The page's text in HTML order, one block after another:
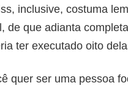
inclusive, costuma
de que adianta
ter executado oito
quer ser uma pessoa